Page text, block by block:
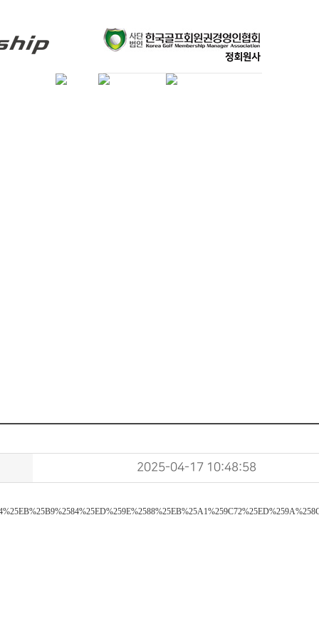
2025-04-17 10:48:58